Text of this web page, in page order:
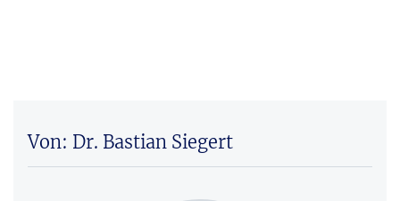
Von: Dr. Bastian Siegert